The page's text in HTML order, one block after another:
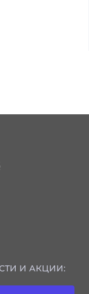
И АКЦИИ: